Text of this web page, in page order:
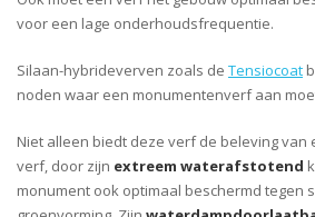
voor een lage onderhoudsfrequentie.
Silaan-hybrideverven zoals de Tensiocoat
noden waar een monumentenverf aan
Niet alleen biedt deze verf de beleving van
verf, door zijn extreem waterafstotend
monument ook optimaal beschermd tegen